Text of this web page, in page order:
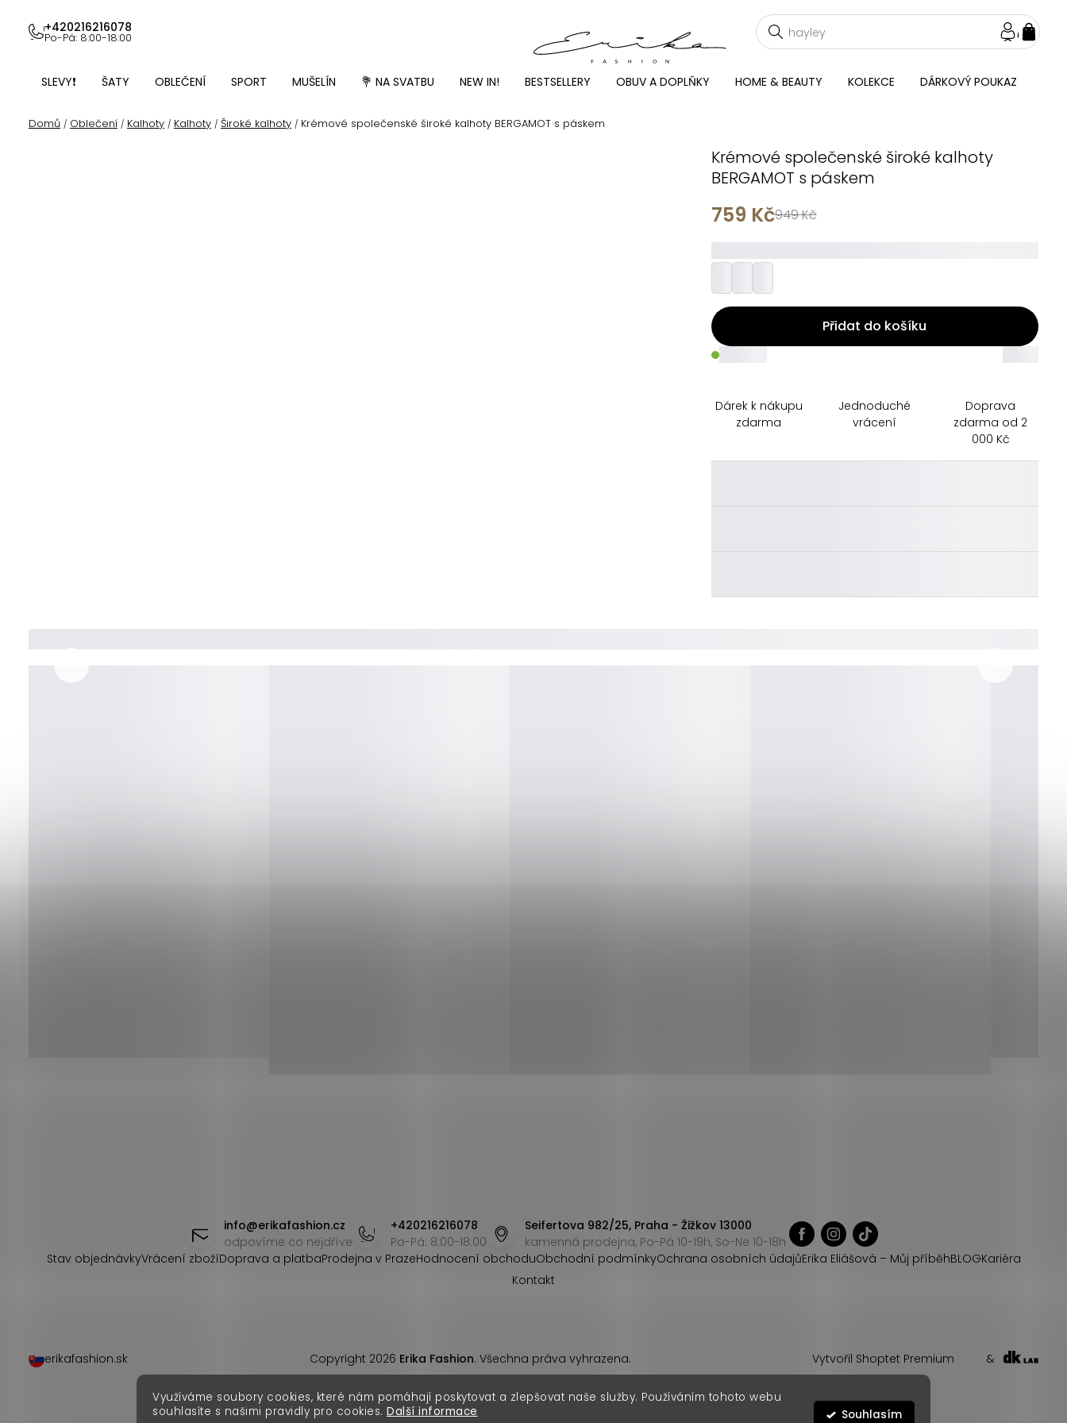
Využíváme soubory cookies, které nám pomáhají poskytovat a zlepšovat naše služby. Používáním tohoto webu
souhlasíte s našimi pravidly pro cookies. Další informace Souhlasím
obsah
+420216216078
Po-Pá: 8:00-18:00
SLEVY❗ ŠATY OBLEČENÍ SPORT MUŠELÍN 💐 NA SVATBU NEW IN! BESTSELLERY OBUV A DOPLŇKY HOME & BEAUTY KOLEKCE DÁRKOVÝ POUKAZ
Domů / Oblečení / Kalhoty / Kalhoty / Široké kalhoty / Krémové společenské široké kalhoty BERGAMOT s páskem
Krémové společenské široké kalhoty
BERGAMOT s páskem
949 Kč
759 Kč
Přidat do košíku
_____
Dárek k nákupu
zdarma
Jednoduché
vrácení
Doprava
zdarma od 2
000 Kč
info@erikafashion.cz
odpovíme co nejdříve
+420216216078
Po-Pá: 8:00-18:00
Seifertova 982/25, Praha - Žižkov 13000
kamenná prodejna, Po-Pá 10-19h, So-Ne 10-18h
Stav objednávkyVrácení zbožíDoprava a platbaProdejna v PrazeHodnocení obchoduObchodní podmínkyOchrana osobních údajůErika Eliášová – Můj příběhBLOGKariéra
Kontakt
Vytvořil Shoptet Premium &
Copyright 2026 Erika Fashion. Všechna práva vyhrazena.
erikafashion.sk